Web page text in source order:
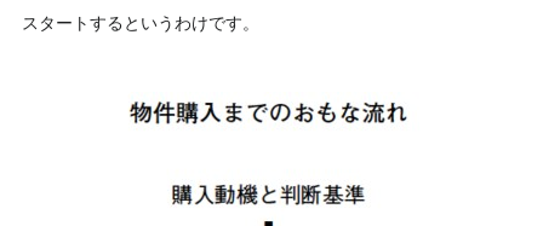
スタートするというわけです。